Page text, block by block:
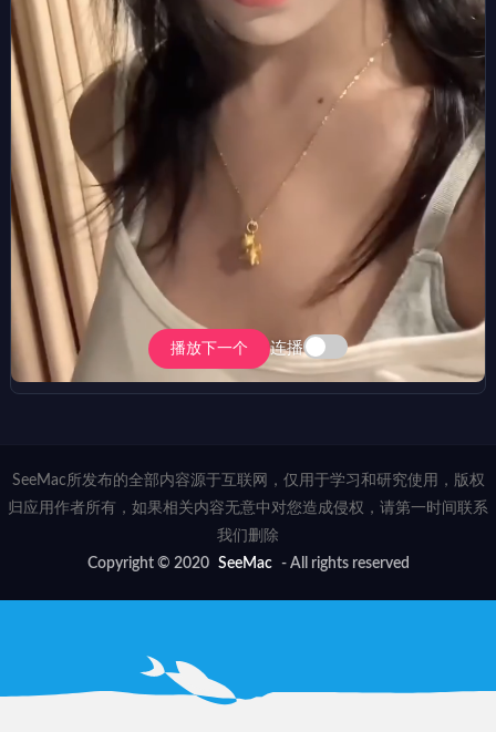
播放下一个 连播
SeeMac所发布的全部内容源于互联网，仅用于学习和研究使用，版权
归应用作者所有，如果相关内容无意中对您造成侵权，请第一时间联系
我们删除
Copyright © 2020 SeeMac - All rights reserved